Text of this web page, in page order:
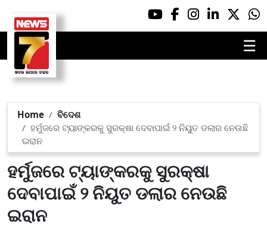
☰
Home
ବିଦେଶ
ହର୍ମୁଜରେ ଟ୍ୟାଙ୍କରକୁ ସୁରକ୍ଷା ଦେବାପାଇଁ ୨ ନିୟୁତ ଡଲାର ନେଉଛି
ଇରାନ
ହର୍ମୁଜରେ ଟ୍ୟାଙ୍କରକୁ ସୁରକ୍ଷା
ଦେବାପାଇଁ ୨ ନିୟୁତ ଡଲାର ନେଉଛି
ଇରାନ